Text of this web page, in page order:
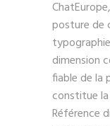
posture de
dimension
fiable de la
constitue
Référence